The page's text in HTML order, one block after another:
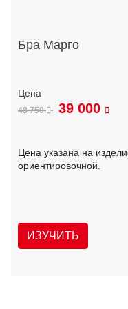
Бра Марго
48 750 39 000
Цена указана на
ориентировочной.
ИЗУЧИТЬ